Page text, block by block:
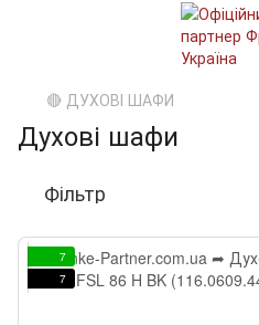
🔴 ДУХОВІ ШАФИ
Духові шафи
Фільтр
7
7